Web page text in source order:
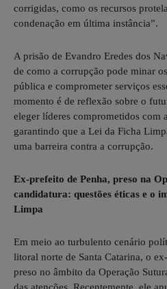
corrigidas, como os recursos
condenação em última instância”.
A prisão de Evandro Eredes dos
de como a corrupção pode minar
pública e comprometer serviços
momento é de reflexão sobre o
eleger líderes comprometidos com
garantindo que a Lei da Ficha
uma barreira contra a corrupção.
Ex-prefeito de Penha, preso na
candidatura: questões éticas e o
Limpa
Em meio ao turbulento cenário
litoral norte de Santa Catarina, o
preso no âmbito da Operação